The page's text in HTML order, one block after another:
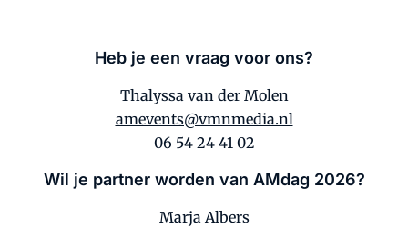
Heb je een vraag voor ons?
Thalyssa van der Molen
amevents@vmnmedia.nl
06 54 24 41 02
Wil je partner worden van AMdag 2026?
Marja Albers